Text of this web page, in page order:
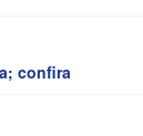
confira